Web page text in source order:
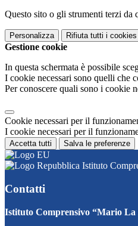
Questo sito o gli strumenti terzi da
Personalizza Rifiuta tutti i cookies
Gestione cookie
In questa schermata è possibile
I cookie necessari sono quelli che
Per conoscere quali sono i cookie
Cookie necessari per il
I cookie necessari per il
Accetta tutti Salva le preferenze
Istituto
Contatti
Istituto Comprensivo “Mario La